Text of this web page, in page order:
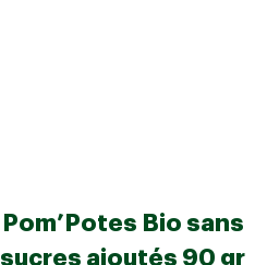
Pom’Potes Bio sans
sucres ajoutés 90 gr